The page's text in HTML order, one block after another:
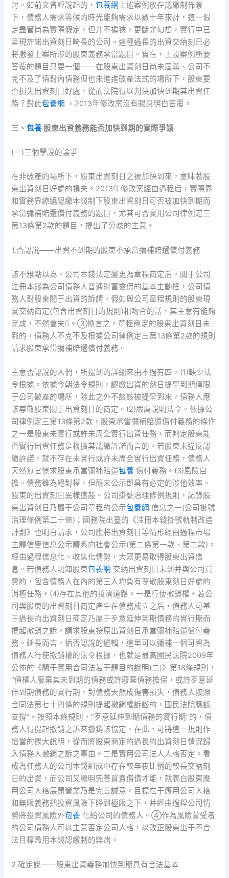
討。如前文曾經說起的，包養網 上述案例放在認繳制佈景
下，債務人需求等候的時光能夠需求以數十年來計，這一假
定盡管尚為實際假定，但并不褊狹，更斷非幻想，實行中已
呈現許諾出資刻日畸長的公司。這種過長的出資交納刻日必
將激發上案所涉的股東義務承當題目。實在，上設案例所要
答覆的題目只要一個——在股東出資刻日尚未屆滿、公司不
克不及了債對內債務但也未進進破產法式的場所下，股東要
否損失出資刻日好處，從而法院得以判決加快到期其出資任
務？對此包養網 ，2013年修改案沒有賜與明白答覆。
三、包養 股東出資義務能否加快到期的實際爭議
(一)三個學說的論爭
在非破產的場所下，股東出資刻日之被加快到來，意味著股
東出資刻日好處的損失。2013年修改案經由過程后，實際界
和實務界繚繞認繳本錢制下股東出資刻日可否被加快到期而
承當彌補賠還償付義務的題目，尤其可否實用公司律例定三
第13條第2款的題目，提出了分歧的主意。
1.否認說——出資不到期的股東不承當彌補賠還償付義務
該不雅點以為，公司本錢法定變更為章程商定后，關于公司
注冊本錢為公司債務人普通財富擔保的基本主動搖，公司債
務人對股東關于出資的訴請，假如與公司章程規則的股東現
實交納商定(包含出資刻日的規則)相吻合的話，其主意有能夠
完成，不然會失。③換言之，章程商定的股東出資刻日未
到的，債務人不克不及根據公司律例定三第13條第2款的規則
請求股東承當彌補賠還償付義務。
主意否認說的人們，所提到的詳細來由不過有四。(1)缺少法
令根據。依據今朝法令規則，認繳出資的刻日提早到期僅限
于公司破產的場所，除此之外不該該被提早到來，債務人應
該尊敬股東關于出資刻日的商定。(2)嚴厲說明法令。依據公
司律例定三第13條第2款，股東承當彌補賠還償付義務的條件
之一是股東未實行或許未周全實行出資任務，而判定股東能
否實行出資任務是根據其認繳許諾而言的。若股東未違反認
繳許諾，就不存在未實行或許未周全實行出資任務，債務人
天然無官僚求股東承當彌補賠還包養 償付義務。(3)風險自
擔。債務雖為絕對權，但顛末公示即具有必定的涉他效率。
股東的出資刻日異樣這般。公司掛號治理條例規則，記錄股
東出資刻日乃屬于公司章程的公示包養網 信息之一(公司掛號
治理條例第二十條)；國務院出臺的《注冊本錢掛號軌制改造
計劃》也明白請求，公司應將出資刻日等情形經由過程市場
主體信譽信息公示體系向社會公示(第二條第一款、第二款)。
經由過程信息化、收集化情勢，大眾更易取得股東出資信
息。若債務人明知股東包養網 交納出資刻日未到并與公司買
賣的，包含債務人在內的第三人均負有尊敬股東刻日好處的
消極任務。(4)存在其他的接濟道路。一是行使撤銷權。若公
司與股東的出資刻日商定產生在債務成立之后，債務人可基
于過長的出資刻日商定乃屬于歹意延伸到期債務的實行期而
提起撤銷之訴，請求股東按原出資刻日承當彌補賠還償付義
務。延長而言，循否認說的邏輯，這里可以彌補一個可資為
債務人行使撤銷權的法令根據，也就是最高國民法院2009年
公佈的《關于實用合同法若干題目的說明(二)》第18條規則，
“債權人廢棄其未到期的債務或許廢棄債務擔保，或許歹意延
伸到期債務的實行期，對債務天然成傷害損失，債務人按照
合同法第七十四條的規則提起撤銷權訴訟的，國民法院應該
支撐”。按照本條規則，“歹意延伸到期債務的實行期”的，債
務人得提起撤銷之訴來撤銷該協定。在此，可將這一規則作
恰當的擴大說明，從而將股東商定的過長的出資刻日情況歸
入債務人撤銷之訴之事由。二是實用公司法人人格否定。看
成為任務人的公司本錢組成中存在較年夜比例的較長交納刻
日的出資，而公司又顯明完善買賣償債才能，就表白股東應
用公司人格展開營業乃是完善誠意，目標在于應用公司人格
和無限義務把投資風險下降到極限之下，并經由過程公司情
勢將投資風險外包養 化給公司的債務人。④作為風險蒙受者
的公司債務人可以主意否定公司人格，以改正股東出于不合
法目標濫用本錢認繳制的弊病。
2.確定說——股東出資義務加快到期具有合法基本